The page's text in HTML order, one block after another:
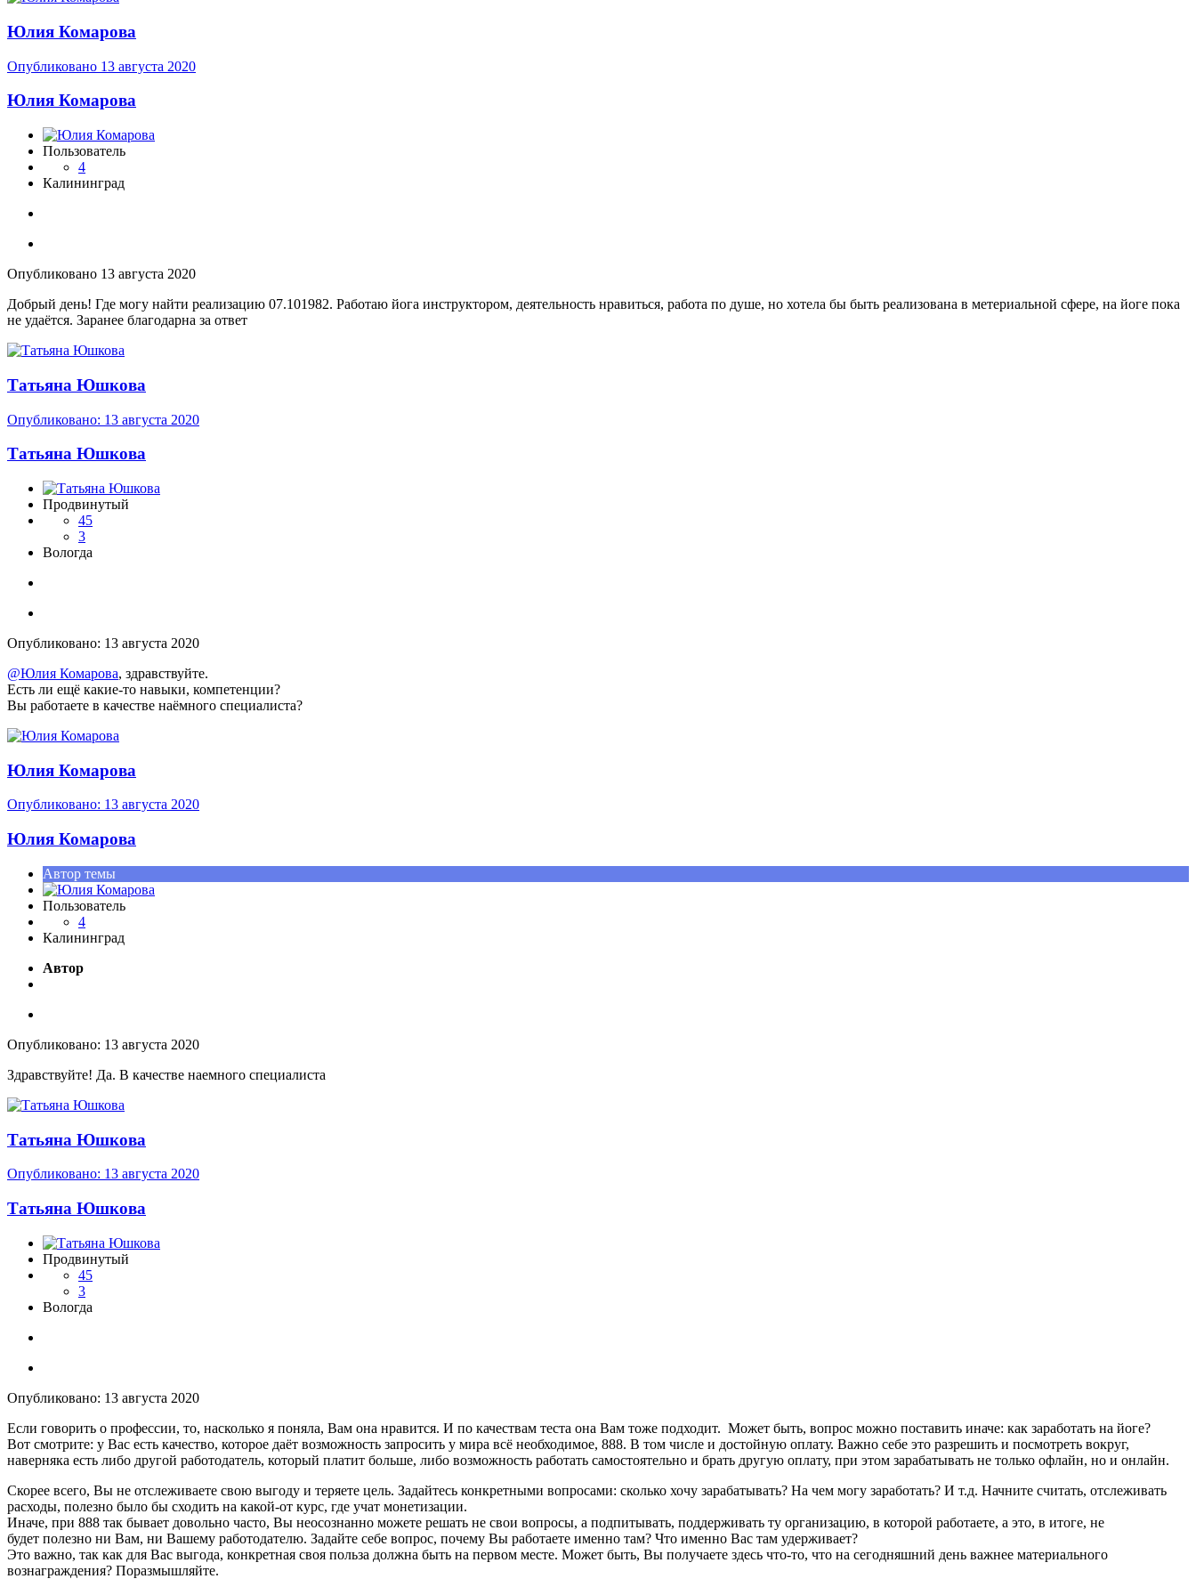
Юлия Комарова
Опубликовано 13 августа 2020
Юлия Комарова
Пользователь
4
Калининград
Опубликовано 13 августа 2020
Добрый день! Где могу найти реализацию 07.101982. Работаю йога инструктором, деятельность нравиться, работа по душе, но хотела бы быть реализована в метериальной сфере, на йоге пока
не удаётся. Заранее благодарна за ответ
Татьяна Юшкова
Опубликовано: 13 августа 2020
Татьяна Юшкова
Продвинутый
45
3
Вологда
Опубликовано: 13 августа 2020
@Юлия Комарова, здравствуйте.
Есть ли ещё какие-то навыки, компетенции?
Вы работаете в качестве наёмного специалиста?
Юлия Комарова
Опубликовано: 13 августа 2020
Юлия Комарова
Автор темы
Пользователь
4
Калининград
Автор
Опубликовано: 13 августа 2020
Здравствуйте! Да. В качестве наемного специалиста
Татьяна Юшкова
Опубликовано: 13 августа 2020
Татьяна Юшкова
Продвинутый
45
3
Вологда
Опубликовано: 13 августа 2020
Если говорить о профессии, то, насколько я поняла, Вам она нравится. И по качествам теста она Вам тоже подходит. Может быть, вопрос можно поставить иначе: как заработать на йоге?
Вот смотрите: у Вас есть качество, которое даёт возможность запросить у мира всё необходимое, 888. В том числе и достойную оплату. Важно себе это разрешить и посмотреть вокруг,
наверняка есть либо другой работодатель, который платит больше, либо возможность работать самостоятельно и брать другую оплату, при этом зарабатывать не только офлайн, но и онлайн.
Скорее всего, Вы не отслеживаете свою выгоду и теряете цель. Задайтесь конкретными вопросами: сколько хочу зарабатывать? На чем могу заработать? И т.д. Начните считать, отслеживать
расходы, полезно было бы сходить на какой-от курс, где учат монетизации.
Иначе, при 888 так бывает довольно часто, Вы неосознанно можете решать не свои вопросы, а подпитывать, поддерживать ту организацию, в которой работаете, а это, в итоге, не
будет полезно ни Вам, ни Вашему работодателю. Задайте себе вопрос, почему Вы работаете именно там? Что именно Вас там удерживает?
Это важно, так как для Вас выгода, конкретная своя польза должна быть на первом месте. Может быть, Вы получаете здесь что-то, что на сегодняшний день важнее материального
вознаграждения? Поразмышляйте.